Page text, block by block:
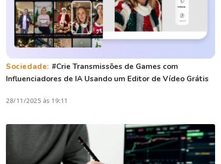
Sociedade: #Crie Transmissões de Games com
Influenciadores de IA Usando um Editor de Vídeo Grátis
28/11/2025 às 19:11